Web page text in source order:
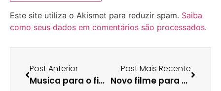
Este site utiliza o Akismet para reduzir spam. Saiba
como seus dados em comentários são processados.
Post Anterior
Musica para o fim de noite
Post Mais Recente
Novo filme para as Eleições